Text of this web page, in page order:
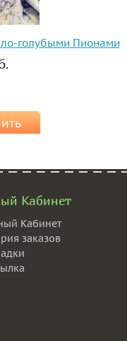
голубыми Пионами
Кабинет
Кабинет
заказов